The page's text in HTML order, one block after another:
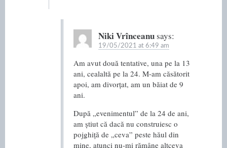
Niki Vrînceanusays:
19/05/2021 at 6:49 am
Am avut două tentative, una pe la 13
ani, cealaltă pe la 24. M-am căsătorit
apoi, am divorțat, am un băiat de 9
ani.
După „evenimentul” de la 24 de ani,
am știut că dacă nu construiesc o
pojghiță de „ceva” peste hăul din
mine, atunci nu-mi rămâne altceva